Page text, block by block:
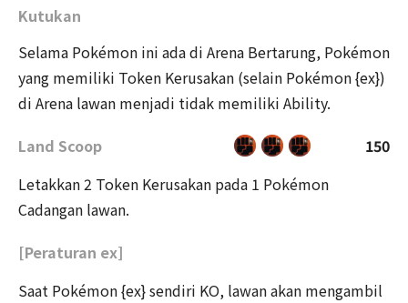
Kutukan
Selama Pokémon ini ada di Arena Bertarung, Pokémon
yang memiliki Token Kerusakan (selain Pokémon {ex})
di Arena lawan menjadi tidak memiliki Ability.
Land Scoop
150
Letakkan 2 Token Kerusakan pada 1 Pokémon
Cadangan lawan.
[Peraturan ex]
Saat Pokémon {ex} sendiri KO, lawan akan mengambil